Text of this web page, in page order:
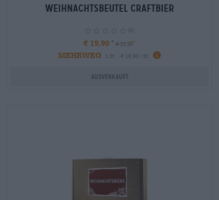
Weihnachtsbeutel Craftbier
(0)
€ 19,90 € 21,40
MEHRWEG 1 St. - € 19,90 / St. info
Ausverkauft